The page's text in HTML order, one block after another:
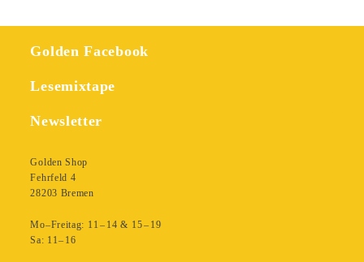
Golden Facebook
Lesemixtape
Newsletter
Golden Shop
Fehrfeld 4
28203 Bremen
Mo–Freitag: 11 – 14 & 15 – 19
Sa: 11– 16